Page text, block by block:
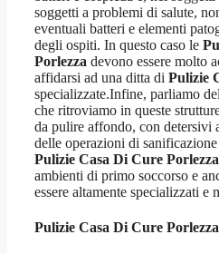
soggetti a problemi di salute,
eventuali batteri e elementi
degli ospiti. In questo caso le
Porlezza devono essere molto
affidarsi ad una ditta di Pulizie
specializzate.Infine, parliamo
che ritroviamo in queste
da pulire affondo, con detersivi
delle operazioni di
Pulizie Casa Di Cure Porlezza
ambienti di primo soccorso e
essere altamente specializzati e
Pulizie Casa Di Cure Porlezza